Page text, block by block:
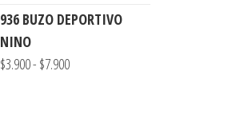
hasta
$7.900
de
desde
936 BUZO DEPORTIVO
NINO
$3.900- $7.900Rango